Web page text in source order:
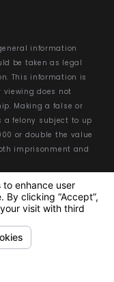
information
be taken as legal
This information is
viewing does not
Making a false or
a felony subject to up
or double the value
imprisonment and
Choices